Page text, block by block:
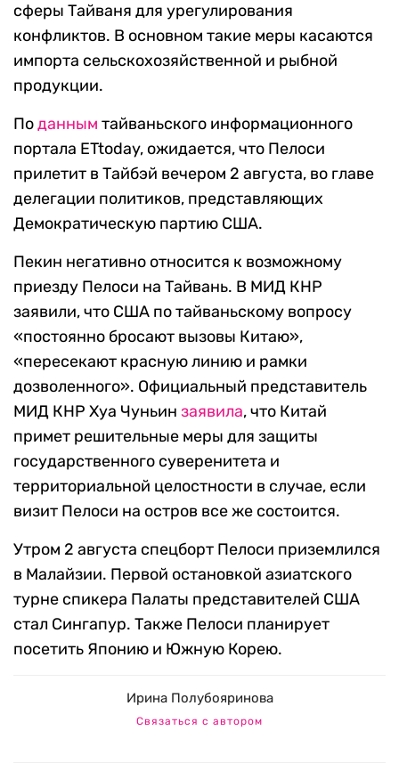
сферы Тайваня для урегулирования
конфликтов. В основном такие меры касаются
импорта сельскохозяйственной и рыбной
продукции.
Поданным тайваньского информационного
портала ETtoday, ожидается, что Пелоси
прилетит в Тайбэй вечером 2 августа, во главе
делегации политиков, представляющих
Демократическую партию США.
Пекин негативно относится к возможному
приезду Пелоси на Тайвань. В МИД КНР
заявили, что США по тайваньскому вопросу
«постоянно бросают вызовы Китаю»,
«пересекают красную линию и рамки
дозволенного». Официальный представитель
МИД КНР Хуа Чуньин заявила, что Китай
примет решительные меры для защиты
государственного суверенитета и
территориальной целостности в случае, если
визит Пелоси на остров все же состоится.
Утром 2 августа спецборт Пелоси приземлился
в Малайзии. Первой остановкой азиатского
турне спикера Палаты представителей США
стал Сингапур. Также Пелоси планирует
посетить Японию и Южную Корею.
Ирина Полубояринова
Связаться с автором